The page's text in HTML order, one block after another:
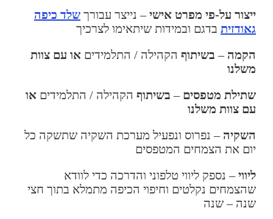
ייצור על-פי מפרט אישי– נייצר עבורךשלד כיפה
גאודזיתבדגם ובמידות שיתאימו לצרכיך
הקמה–בשיתוףהקהילה / התלמידיםאו עם צוות
משלנו
שתילת מטפסים–בשיתוףהקהילה / התלמידיםאו
עם צוות משלנו
השקיה– נפרוס ונפעיל מערכת השקיה שתשקה כל
יום את הצמחים המטפסים
ליווי– נספק ליווי טלפוני והדרכה כדי לוודא
שהצמחים נקלטים וחיפוי הכיפה מתמלא בתוך חצי
שנה – שנה